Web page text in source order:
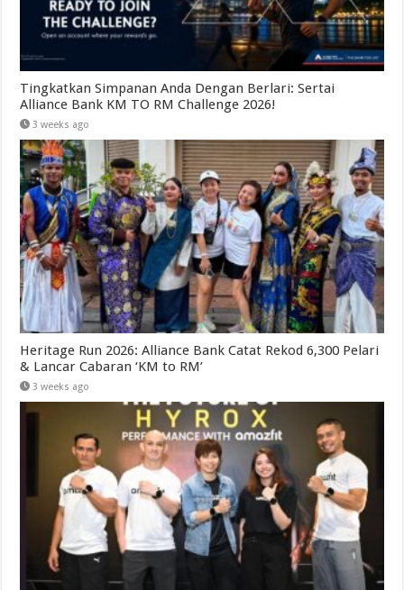
Tingkatkan Simpanan Anda Dengan Berlari: Sertai
Alliance Bank KM TO RM Challenge 2026!
3 weeks ago
Heritage Run 2026: Alliance Bank Catat Rekod 6,300 Pelari
& Lancar Cabaran ‘KM to RM’
3 weeks ago